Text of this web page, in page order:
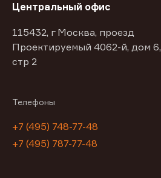
Центральный офис
115432, г Москва, проезд
Проектируемый 4062-й, дом 6,
стр 2
Телефоны
+7 (495) 748-77-48
+7 (495) 787-77-48